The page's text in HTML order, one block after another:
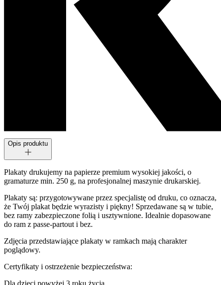
Opis produktu
Plakaty drukujemy na papierze premium wysokiej jakości, o
gramaturze min. 250 g, na profesjonalnej maszynie drukarskiej.
Plakaty są: przygotowywane przez specjalistę od druku, co oznacza,
że Twój plakat będzie wyrazisty i piękny! Sprzedawane są w tubie,
bez ramy zabezpieczone folią i usztywnione. Idealnie dopasowane
do ram z passe-partout i bez.
Zdjęcia przedstawiające plakaty w ramkach mają charakter
poglądowy.
Certyfikaty i ostrzeżenie bezpieczeństwa:
Dla dzieci powyżej 3 roku życia.